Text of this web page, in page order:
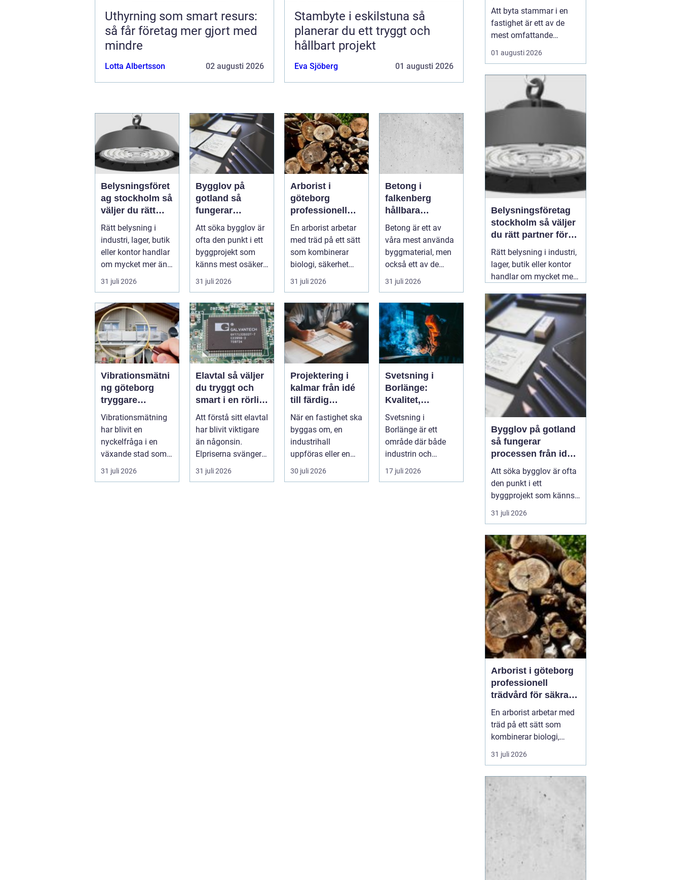
Uthyrning som smart resurs:
så får företag mer gjort med
mindre
Lotta Albertsson 02 augusti 2026
Stambyte i eskilstuna så
planerar du ett tryggt och
hållbart projekt
Eva Sjöberg 01 augusti 2026
Belysningsföret
ag stockholm så
väljer du rätt
partner för
professionell
ljussättning
Rätt belysning i
industri, lager, butik
eller kontor handlar
om mycket mer än
att bara få det
ljust....
31 juli 2026
Bygglov på
gotland så
fungerar
processen från
idé till godkänt
beslut
Att söka bygglov är
ofta den punkt i ett
byggprojekt som
känns mest osäker.
Frågorna hopar sig:
vilk...
31 juli 2026
Arborist i
göteborg
professionell
trädvård för
säkra och friska
En arborist arbetar
med träd på ett sätt
som kombinerar
biologi, säkerhet
och hantverk. I en
stad so...
31 juli 2026
Betong i
falkenberg
hållbara
lösningar för
grund, golv och
utemiljö
Betong är ett av
våra mest använda
byggmaterial, men
också ett av de
mest
missförstådda.
Många tänke...
31 juli 2026
Vibrationsmätni
ng göteborg
tryggare
markarbeten i
tät stadsmiljö
Vibrationsmätning
har blivit en
nyckelfråga i en
växande stad som
Göteborg. När nya
bostäder, broar,...
31 juli 2026
Elavtal så väljer
du tryggt och
smart i en rörlig
elmarknad
Att förstå sitt elavtal
har blivit viktigare
än någonsin.
Elpriserna svänger
snabbt, nya typer av
av...
31 juli 2026
Projektering i
kalmar från idé
till färdig
lösning
När en fastighet ska
byggas om, en
industrihall
uppföras eller en
lantbruksanläggnin
g moderniseras ä...
30 juli 2026
Svetsning i
Borlänge:
Kvalitet,
precision och
hållbara
konstruktioner
Svetsning i
Borlänge är ett
område där både
industrin och
mindre verkst&a...
17 juli 2026
tryggt och hållbart
projekt
Att byta stammar i en
fastighet är ett av de
mest omfattande
ingreppen som kan
göras i ett hus.
nödvändig åtgärd för att
undvika vattenskador,
fuktproblem och
bostadsrättsföreningar,
fastighetsäga...
01 augusti 2026
Belysningsföretag
stockholm så väljer
du rätt partner för
professionell
ljussättning
Rätt belysning i industri,
lager, butik eller kontor
handlar om mycket mer
Ljuset påverkar säkerhet,
energikostnader,
produktivitet och hur en
lokal upplevs varje dag.
När företag i Stockholm
letar
31 juli 2026
Bygglov på gotland
så fungerar
processen från idé
till godkänt beslut
Att söka bygglov är ofta
den punkt i ett
byggprojekt som känns
mest osäker. Frågorna
hopar sig: vilka
länge tar det, vad säger
detaljplanen och hur
påverkas tidsplanen? På
Gotland tillkommer
dessutom särskilda
hänsyn, som kultur...
31 juli 2026
Arborist i göteborg
professionell
trädvård för säkra
och friska träd
En arborist arbetar med
träd på ett sätt som
kombinerar biologi,
säkerhet och hantverk. I
en stad som Göteborg,
med tät bebyggelse,
krävs genomtänkt
trädvård för att både
människor och träd ska
må bra. Många
fastighetsägare, bos...
31 juli 2026